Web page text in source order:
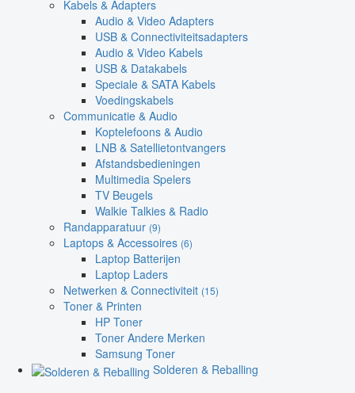
Kabels & Adapters
Audio & Video Adapters
USB & Connectiviteitsadapters
Audio & Video Kabels
USB & Datakabels
Speciale & SATA Kabels
Voedingskabels
Communicatie & Audio
Koptelefoons & Audio
LNB & Satellietontvangers
Afstandsbedieningen
Multimedia Spelers
TV Beugels
Walkie Talkies & Radio
Randapparatuur (9)
Laptops & Accessoires (6)
Laptop Batterijen
Laptop Laders
Netwerken & Connectiviteit (15)
Toner & Printen
HP Toner
Toner Andere Merken
Samsung Toner
Solderen & Reballing